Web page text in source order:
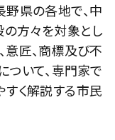
野県の各地で、中
方々を対象とし
意匠、商標及び不
いて、専門家で
く解説する市民